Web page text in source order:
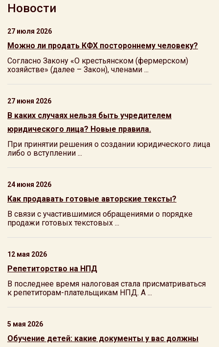
Новости
27 июля 2026
Можно ли продать КФХ постороннему человеку?
Согласно Закону «О крестьянском (фермерском)
хозяйстве» (далее – Закон), членами ...
27 июня 2026
В каких случаях нельзя быть учредителем
юридического лица? Новые правила.
При принятии решения о создании юридического лица
либо о вступлении ...
24 июня 2026
Как продавать готовые авторские тексты?
В связи с участившимися обращениями о порядке
продажи готовых текстовых ...
12 мая 2026
Репетиторство на НПД
В последнее время налоговая стала присматриваться
к репетиторам-плательщикам НПД. А ...
5 мая 2026
Обучение детей: какие документы у вас должны